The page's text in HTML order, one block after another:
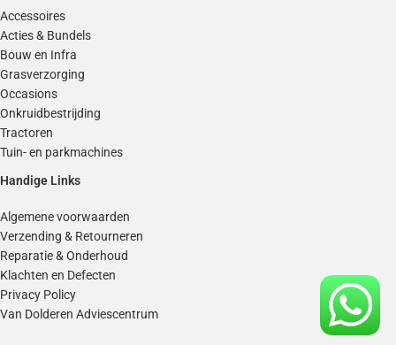
Accessoires
Acties & Bundels
Bouw en Infra
Grasverzorging
Occasions
Onkruidbestrijding
Tractoren
Tuin- en parkmachines
Handige Links
Algemene voorwaarden
Verzending & Retourneren
Reparatie & Onderhoud
Klachten en Defecten
Privacy Policy
Van Dolderen Adviescentrum